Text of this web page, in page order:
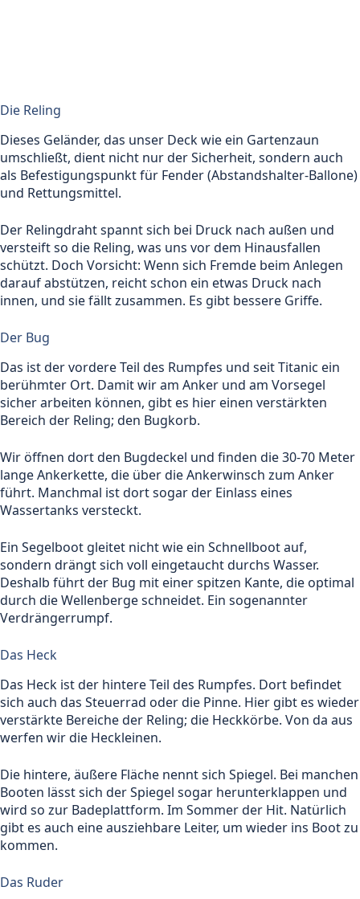
Die Reling
Dieses Geländer, das unser Deck wie ein Gartenzaun
umschließt, dient nicht nur der Sicherheit, sondern auch
als Befestigungspunkt für Fender (Abstandshalter-Ballone)
und Rettungsmittel.
Der Relingdraht spannt sich bei Druck nach außen und
versteift so die Reling, was uns vor dem Hinausfallen
schützt. Doch Vorsicht: Wenn sich Fremde beim Anlegen
darauf abstützen, reicht schon ein etwas Druck nach
innen, und sie fällt zusammen. Es gibt bessere Griffe.
Der Bug
Das ist der vordere Teil des Rumpfes und seit Titanic ein
berühmter Ort. Damit wir am Anker und am Vorsegel
sicher arbeiten können, gibt es hier einen verstärkten
Bereich der Reling; den Bugkorb.
Wir öffnen dort den Bugdeckel und finden die 30-70 Meter
lange Ankerkette, die über die Ankerwinsch zum Anker
führt. Manchmal ist dort sogar der Einlass eines
Wassertanks versteckt.
Ein Segelboot gleitet nicht wie ein Schnellboot auf,
sondern drängt sich voll eingetaucht durchs Wasser.
Deshalb führt der Bug mit einer spitzen Kante, die optimal
durch die Wellenberge schneidet. Ein sogenannter
Verdrängerrumpf.
Das Heck
Das Heck ist der hintere Teil des Rumpfes. Dort befindet
sich auch das Steuerrad oder die Pinne. Hier gibt es wieder
verstärkte Bereiche der Reling; die Heckkörbe. Von da aus
werfen wir die Heckleinen.
Die hintere, äußere Fläche nennt sich Spiegel. Bei manchen
Booten lässt sich der Spiegel sogar herunterklappen und
wird so zur Badeplattform. Im Sommer der Hit. Natürlich
gibt es auch eine ausziehbare Leiter, um wieder ins Boot zu
kommen.
Das Ruder